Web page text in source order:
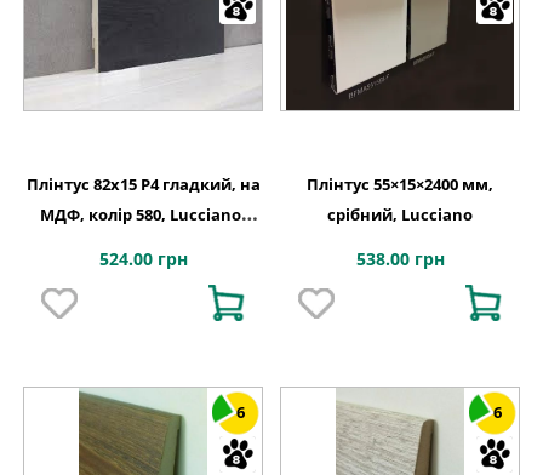
Плінтус 82х15 P4 гладкий, на
МДФ, колір 580, Lucciano,
524.00 грн
Плінтус 55×15×2400 мм,
срібний, Lucciano
538.00 грн
6 6